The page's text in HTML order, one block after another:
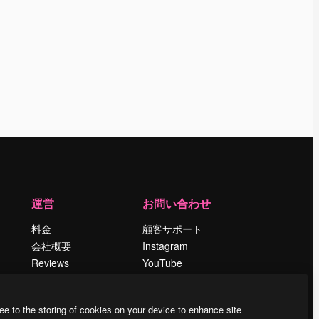
運営
料金
会社概要
Reviews
ブログ
お問い合わせ
顧客サポート
Instagram
YouTube
Discord
to the storing of cookies on your device to enhance site